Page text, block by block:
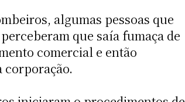
algumas pessoas que
que saía fumaça de
comercial e então
corporação.